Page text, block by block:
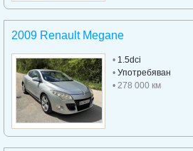
2009 Renault Megane
•1.5dci
•Употребяван
• 278 000 км